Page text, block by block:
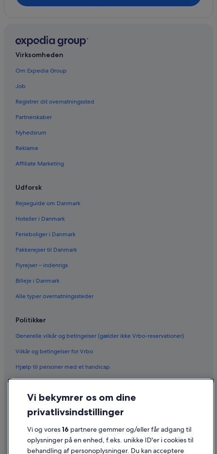
Virksomheden
Om Expedia Group
Job
Registrer dit overnatningssted
Partnerskaber
Nyhedsrum
Reklame
Affiliate Marketing
Udforsk
Rejseguide om Danmark
Hoteller i Danmark
Ferieboliger i Danmark
Pakkerejser til Danmark
Flyrejser – indenrigs
Billeje i Danmark
Alle typer overnatningssteder
Politikker
Generelle vilkår og betingelser (gælder ikke Vrbo-reservationer)
Vilkår og betingelser for Vrbo
Hjælp til personer med et handicap
Cookies
Generelle vilkår for brug
Juridiske oplysninger/Kontakt os
Retningslinjer for indhold og indberetning af indhold
Vi bekymrer os om dine
privatlivsindstillinger
Vi og vores16 partnere gemmer og/eller får adgang til
oplysninger på en enhed, f.eks. unikke ID'er i cookies til
behandling af personoplysninger. Du kan acceptere